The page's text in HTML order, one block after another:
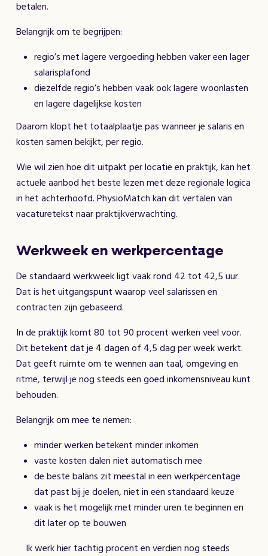
betalen.
Belangrijk om te begrijpen:
regio’s met lagere vergoeding hebben vaker een lager
salarisplafond
diezelfde regio’s hebben vaak ook lagere woonlasten
en lagere dagelijkse kosten
Daarom klopt het totaalplaatje pas wanneer je salaris en
kosten samen bekijkt, per regio.
Wie wil zien hoe dit uitpakt per locatie en praktijk, kan het
actuele aanbod het beste lezen met deze regionale logica
in het achterhoofd. PhysioMatch kan dit vertalen van
vacaturetekst naar praktijkverwachting.
Werkweek en werkpercentage
De standaard werkweek ligt vaak rond 42 tot 42,5 uur.
Dat is het uitgangspunt waarop veel salarissen en
contracten zijn gebaseerd.
In de praktijk komt 80 tot 90 procent werken veel voor.
Dit betekent dat je 4 dagen of 4,5 dag per week werkt.
Dat geeft ruimte om te wennen aan taal, omgeving en
ritme, terwijl je nog steeds een goed inkomensniveau kunt
behouden.
Belangrijk om mee te nemen:
minder werken betekent minder inkomen
vaste kosten dalen niet automatisch mee
de beste balans zit meestal in een werkpercentage
dat past bij je doelen, niet in een standaard keuze
vaak is het mogelijk met minder uren te beginnen en
dit later op te bouwen
Ik werk hier tachtig procent en verdien nog steeds